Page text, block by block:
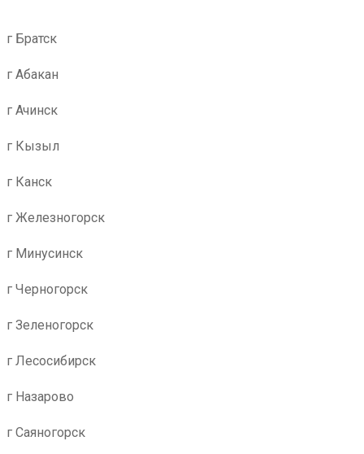
г Братск
г Абакан
г Ачинск
г Кызыл
г Канск
г Железногорск
г Минусинск
г Черногорск
г Зеленогорск
г Лесосибирск
г Назарово
г Саяногорск